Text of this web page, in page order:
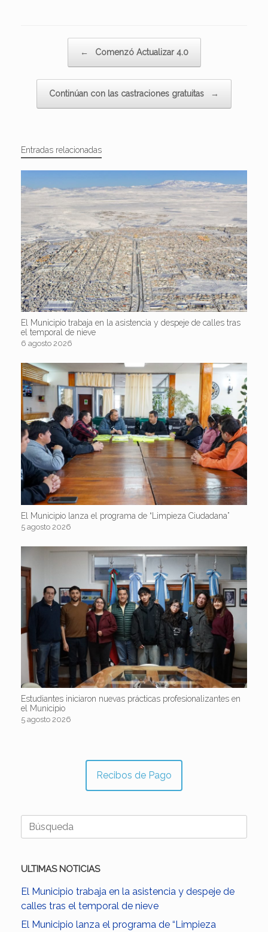
← Comenzó Actualizar 4.0
Continúan con las castraciones gratuitas →
Entradas relacionadas
El Municipio trabaja en la asistencia y despeje de calles tras
el temporal de nieve
6 agosto 2026
El Municipio lanza el programa de “Limpieza Ciudadana”
5 agosto 2026
Estudiantes iniciaron nuevas prácticas profesionalizantes en
el Municipio
5 agosto 2026
Recibos de Pago
Buscar:
ULTIMAS NOTICIAS
El Municipio trabaja en la asistencia y despeje de
calles tras el temporal de nieve
El Municipio lanza el programa de “Limpieza